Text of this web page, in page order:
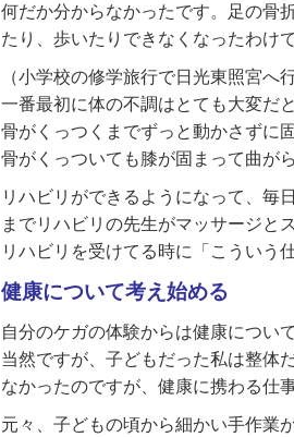
何だか分からなかったです。足の骨
たり、歩いたりできなくなったわけで
（小学校の修学旅行で日光東照宮へ
一番最初に体の不調はとても大変だ
骨がくっつくまでずっと動かさずに
骨がくっついても膝が固まって曲が
リハビリができるようになって、毎
までリハビリの先生がマッサージと
リハビリを受けてる時に「こういう
健康について考え始める
自分のケガの体験からは健康につい
当然ですが、子どもだった私は整体
なかったのですが、健康に携わる仕
元々、子どもの頃から細かい手作業